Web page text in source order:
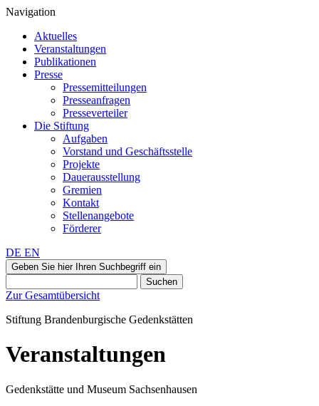
Navigation
Aktuelles
Veranstaltungen
Publikationen
Presse
Pressemitteilungen
Presseanfragen
Presseverteiler
Die Stiftung
Aufgaben
Vorstand und Geschäftsstelle
Projekte
Dauerausstellung
Gremien
Kontakt
Stellenangebote
Förderer
DE EN
Geben Sie hier Ihren Suchbegriff ein
Suchen
Zur Gesamtübersicht
Stiftung Brandenburgische Gedenkstätten
Veranstaltungen
Gedenkstätte und Museum Sachsenhausen